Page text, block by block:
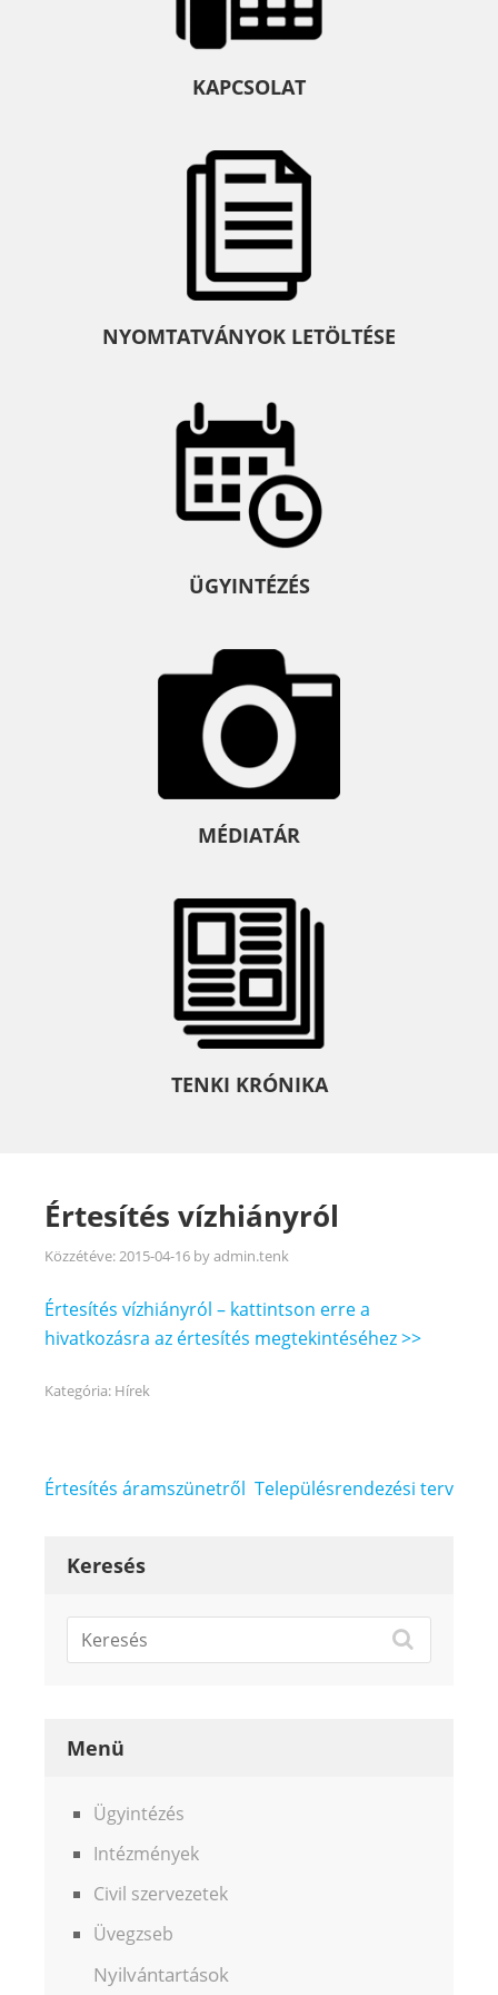
KAPCSOLAT
NYOMTATVÁNYOK LETÖLTÉSE
ÜGYINTÉZÉS
MÉDIATÁR
TENKI KRÓNIKA
Értesítés vízhiányról
Közzétéve:2015-04-16 byadmin.tenk
Értesítés vízhiányról – kattintson erre a
hivatkozásra az értesítés megtekintéséhez >>
Kategória: Hírek
Bejegyzés
Értesítés áramszünetről Településrendezési terv
Keresés
Menü
Ügyintézés
Intézmények
Civil szervezetek
Üvegzseb
Nyilvántartások